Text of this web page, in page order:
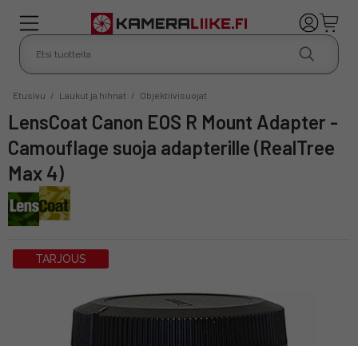
Etusivu / Laukut ja hihnat / Objektiivisuojat
LensCoat Canon EOS R Mount Adapter -
Camouflage suoja adapterille (RealTree
Max 4)
TARJOUS